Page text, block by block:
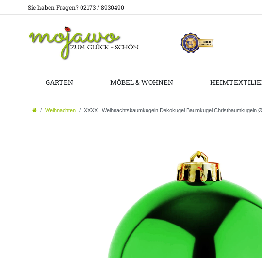
Sie haben Fragen? 02173 / 8930490
GARTEN MÖBEL & WOHNEN
Weihnachten XXXXL Weihnachtsbaumkugeln Dekokugel Baumkugel Christbaumkugeln